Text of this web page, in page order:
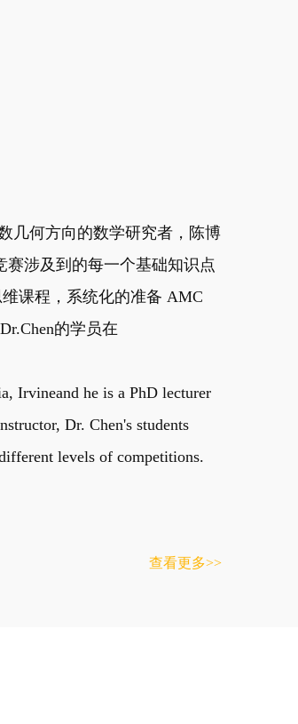
几何方向的数学研究者，陈博
涉及到的每一个基础知识点
课程，系统化的准备 AMC
的学员在
Irvineand he is a PhD lecturer
Dr. Chen's students
levels of competitions.
查看更多